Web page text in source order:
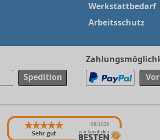
Werkstattbedarf
Arbeitsschutz
Spedition
Sehr gut
08/2026